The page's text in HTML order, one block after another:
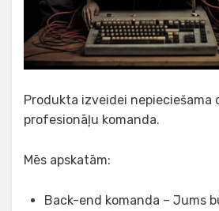
Produkta izveidei nepieciešama
profesionāļu komanda.
Mēs apskatām:
Back-end komanda – Jums